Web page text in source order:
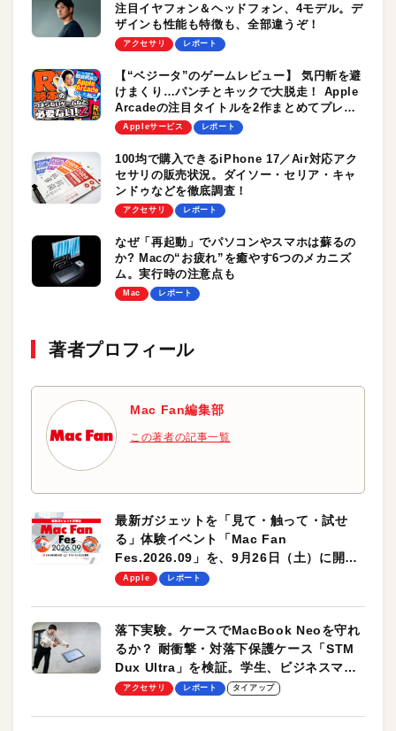
注目イヤフォン＆ヘッドフォン、4モデル。デ
ザインも性能も特徴も、全部違うぞ！
アクセサリ レポート
【“ベジータ”のゲームレビュー】 気円斬を避
けまくり…パンチとキックで大脱走！ Apple
Arcadeの注目タイトルを2作まとめてプレイ
／R藤本の「つまらないゲームなど必要ない！
Z」
Appleサービス レポート
100均で購入できるiPhone 17／Air対応アク
セサリの販売状況。ダイソー・セリア・キャ
ンドゥなどを徹底調査！
アクセサリ レポート
なぜ「再起動」でパソコンやスマホは蘇るの
か? Macの“お疲れ”を癒やす6つのメカニズ
ム。実行時の注意点も
Mac レポート
著者プロフィール
Mac Fan編集部
この著者の記事一覧
最新ガジェットを「見て・触って・試せ
る」体験イベント「Mac Fan
Fes.2026.09」を、9月26日（土）に開催
します！
Apple レポート
落下実験。ケースでMacBook Neoを守れ
るか？ 耐衝撃・対落下保護ケース「STM
Dux Ultra」を検証。学生、ビジネスマン
のモバイルユースに最適！
アクセサリ レポート タイアップ